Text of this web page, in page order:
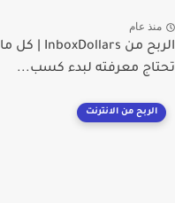
منذ عام
الربح من InboxDollars | كل ما
تحتاج معرفته لبدء كسب...
الربح من الانترنت